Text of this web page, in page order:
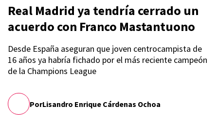
Real Madrid ya tendría cerrado un
acuerdo con Franco Mastantuono
Desde España aseguran que joven centrocampista de
16 años ya habría fichado por el más reciente campeón
de la Champions League
PorLisandro Enrique Cárdenas Ochoa